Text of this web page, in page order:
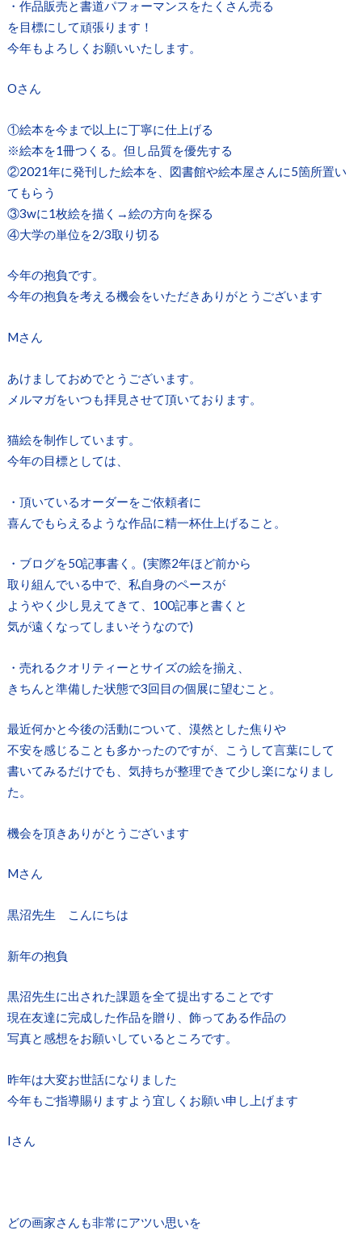
・作品販売と書道パフォーマンスをたくさん売る
を目標にして頑張ります！
今年もよろしくお願いいたします。
Oさん
①絵本を今まで以上に丁寧に仕上げる
※絵本を1冊つくる。但し品質を優先する
②2021年に発刊した絵本を、図書館や絵本屋さんに5箇所置い
てもらう
③3wに1枚絵を描く→絵の方向を探る
④大学の単位を2/3取り切る
今年の抱負です。
今年の抱負を考える機会をいただきありがとうございます
Mさん
あけましておめでとうございます。
メルマガをいつも拝見させて頂いております。
猫絵を制作しています。
今年の目標としては、
・頂いているオーダーをご依頼者に
喜んでもらえるような作品に精一杯仕上げること。
・ブログを50記事書く。(実際2年ほど前から
取り組んでいる中で、私自身のペースが
ようやく少し見えてきて、100記事と書くと
気が遠くなってしまいそうなので)
・売れるクオリティーとサイズの絵を揃え、
きちんと準備した状態で3回目の個展に望むこと。
最近何かと今後の活動について、漠然とした焦りや
不安を感じることも多かったのですが、こうして言葉にして
書いてみるだけでも、気持ちが整理できて少し楽になりまし
た。
機会を頂きありがとうございます
Mさん
黒沼先生 こんにちは
新年の抱負
黒沼先生に出された課題を全て提出することです
現在友達に完成した作品を贈り、飾ってある作品の
写真と感想をお願いしているところです。
昨年は大変お世話になりました
今年もご指導賜りますよう宜しくお願い申し上げます
Iさん
どの画家さんも非常にアツい思いを